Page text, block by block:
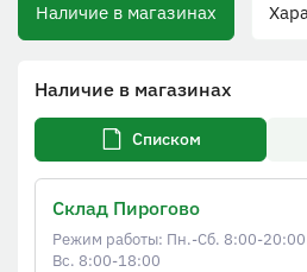
Наличие в магазинах
Наличие в магазинах
Списком
Склад Пирогово
Режим работы: Пн.-Сб. 8:00-20:00
Вс. 8:00-18:00